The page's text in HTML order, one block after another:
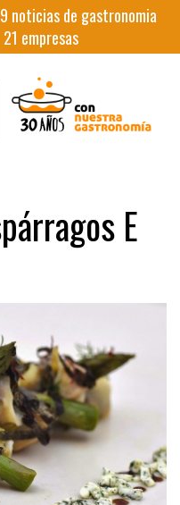
noticias de gastronomia
21 empresas
E